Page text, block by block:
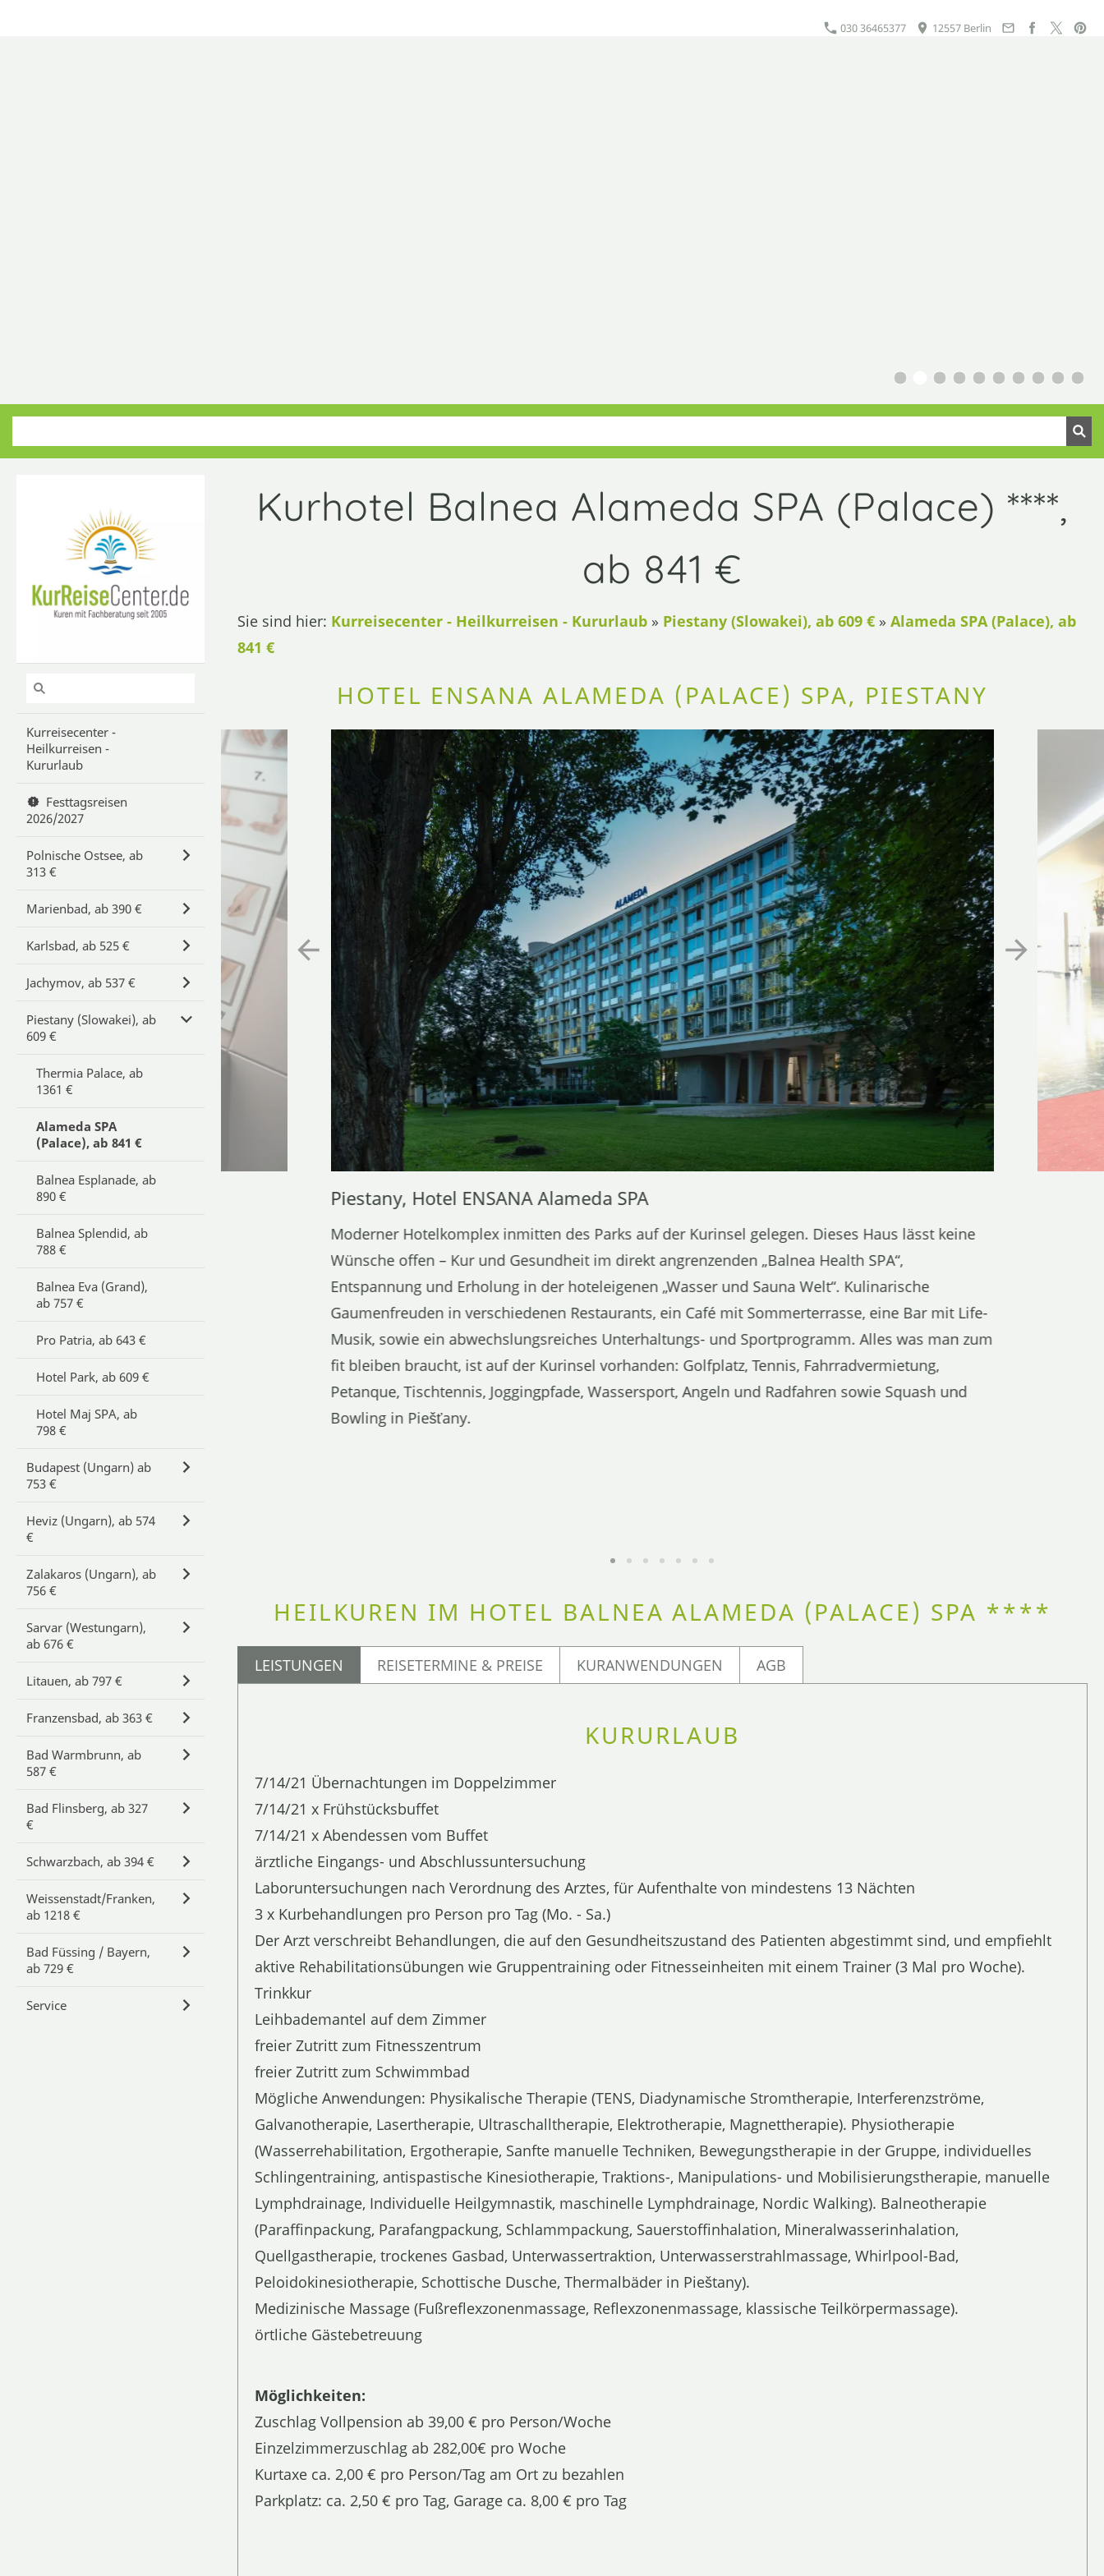
030 36465377 12557 Berlin
Kurreisecenter -
Heilkurreisen -
Kururlaub
Festtagsreisen
2026/2027
Polnische Ostsee, ab
313 €
Marienbad, ab 390 €
Karlsbad, ab 525 €
Jachymov, ab 537 €
Piestany (Slowakei), ab
609 €
Thermia Palace, ab
1361 €
Alameda SPA
(Palace), ab 841 €
Balnea Esplanade, ab
890 €
Balnea Splendid, ab
788 €
Balnea Eva (Grand),
ab 757 €
Pro Patria, ab 643 €
Hotel Park, ab 609 €
Hotel Maj SPA, ab
798 €
Budapest (Ungarn) ab
753 €
Heviz (Ungarn), ab 574
€
Zalakaros (Ungarn), ab
756 €
Sarvar (Westungarn),
ab 676 €
Litauen, ab 797 €
Franzensbad, ab 363 €
Bad Warmbrunn, ab
587 €
Bad Flinsberg, ab 327
€
Schwarzbach, ab 394 €
Weissenstadt/Franken,
ab 1218 €
Bad Füssing / Bayern,
ab 729 €
Service
Kurhotel Balnea Alameda SPA (Palace) ****,
ab 841 €
Sie sind hier: Kurreisecenter - Heilkurreisen - Kururlaub» Piestany (Slowakei), ab 609 €» Alameda SPA (Palace), ab
841 €
HOTEL ENSANA ALAMEDA (PALACE) SPA, PIESTANY
Piestany, Hotel ENSANA Alameda SPA
Moderner Hotelkomplex inmitten des Parks auf der Kurinsel gelegen. Dieses Haus lässt keine
Wünsche offen – Kur und Gesundheit im direkt angrenzenden „Balnea Health SPA“,
Entspannung und Erholung in der hoteleigenen „Wasser und Sauna Welt“. Kulinarische
Gaumenfreuden in verschiedenen Restaurants, ein Café mit Sommerterrasse, eine Bar mit Life-
Musik, sowie ein abwechslungsreiches Unterhaltungs- und Sportprogramm. Alles was man zum
fit bleiben braucht, ist auf der Kurinsel vorhanden: Golfplatz, Tennis, Fahrradvermietung,
Petanque, Tischtennis, Joggingpfade, Wassersport, Angeln und Radfahren sowie Squash und
Bowling in Piešťany.
HEILKUREN IM HOTEL BALNEA ALAMEDA (PALACE) SPA ****
LEISTUNGEN REISETERMINE & PREISE KURANWENDUNGEN AGB
KURURLAUB
7/14/21 Übernachtungen im Doppelzimmer
7/14/21 x Frühstücksbuffet
7/14/21 x Abendessen vom Buffet
ärztliche Eingangs- und Abschlussuntersuchung
Laboruntersuchungen nach Verordnung des Arztes, für Aufenthalte von mindestens 13 Nächten
3 x Kurbehandlungen pro Person pro Tag (Mo. - Sa.)
Der Arzt verschreibt Behandlungen, die auf den Gesundheitszustand des Patienten abgestimmt sind, und empfiehlt
aktive Rehabilitationsübungen wie Gruppentraining oder Fitnesseinheiten mit einem Trainer (3 Mal pro Woche).
Trinkkur
Leihbademantel auf dem Zimmer
freier Zutritt zum Fitnesszentrum
freier Zutritt zum Schwimmbad
Mögliche Anwendungen: Physikalische Therapie (TENS, Diadynamische Stromtherapie, Interferenzströme,
Galvanotherapie, Lasertherapie, Ultraschalltherapie, Elektrotherapie, Magnettherapie). Physiotherapie
(Wasserrehabilitation, Ergotherapie, Sanfte manuelle Techniken, Bewegungstherapie in der Gruppe, individuelles
Schlingentraining, antispastische Kinesiotherapie, Traktions-, Manipulations- und Mobilisierungstherapie, manuelle
Lymphdrainage, Individuelle Heilgymnastik, maschinelle Lymphdrainage, Nordic Walking). Balneotherapie
(Paraffinpackung, Parafangpackung, Schlammpackung, Sauerstoffinhalation, Mineralwasserinhalation,
Quellgastherapie, trockenes Gasbad, Unterwassertraktion, Unterwasserstrahlmassage, Whirlpool-Bad,
Peloidokinesiotherapie, Schottische Dusche, Thermalbäder in Pieštany).
Medizinische Massage (Fußreflexzonenmassage, Reflexzonenmassage, klassische Teilkörpermassage).
örtliche Gästebetreuung
Möglichkeiten:
Zuschlag Vollpension ab 39,00 € pro Person/Woche
Einzelzimmerzuschlag ab 282,00€ pro Woche
Kurtaxe ca. 2,00 € pro Person/Tag am Ort zu bezahlen
Parkplatz: ca. 2,50 € pro Tag, Garage ca. 8,00 € pro Tag